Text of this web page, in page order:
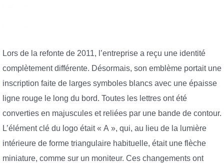
Lors de la refonte de 2011, l’entreprise a reçu une identité
complètement différente. Désormais, son emblème portait une
inscription faite de larges symboles blancs avec une épaisse
ligne rouge le long du bord. Toutes les lettres ont été
converties en majuscules et reliées par une bande de contour.
L’élément clé du logo était « A », qui, au lieu de la lumière
intérieure de forme triangulaire habituelle, était une flèche
miniature, comme sur un moniteur. Ces changements ont